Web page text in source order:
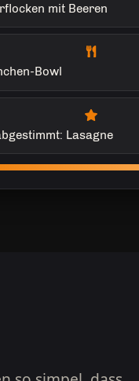
mit Beeren
Bowl
Lasagne